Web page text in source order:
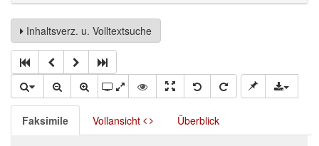
Inhaltsverz. u. Volltextsuche
Faksimile Vollansicht Überblick